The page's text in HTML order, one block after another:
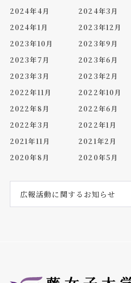
2024年4月
2024年3月
2024年1月
2023年12月
2023年10月
2023年9月
2023年7月
2023年6月
2023年3月
2023年2月
2022年11月
2022年10月
2022年8月
2022年6月
2022年3月
2022年1月
2021年11月
2021年2月
2020年8月
2020年5月
広報活動に関する お知らせ